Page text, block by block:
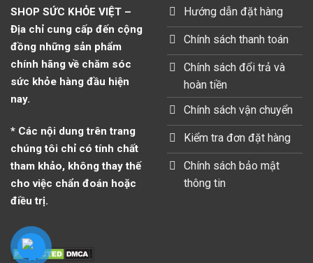
SHOP SỨC KHỎE VIỆT –
Địa chỉ cung cấp đến cộng
đồng những sản phẩm
chính hãng về chăm sóc
sức khỏe hàng đầu hiện
nay.
* Các nội dung trên trang
chúng tôi chỉ có tính chất
tham khảo, không thay thế
cho việc chẩn đoán hoặc
điều trị.
Hướng dẫn đặt hàng
Chính sách thanh toán
Chính sách đổi trả và
hoàn tiền
Chính sách vận chuyển
Kiểm tra đơn đặt hàng
Chính sách bảo mật
thông tin